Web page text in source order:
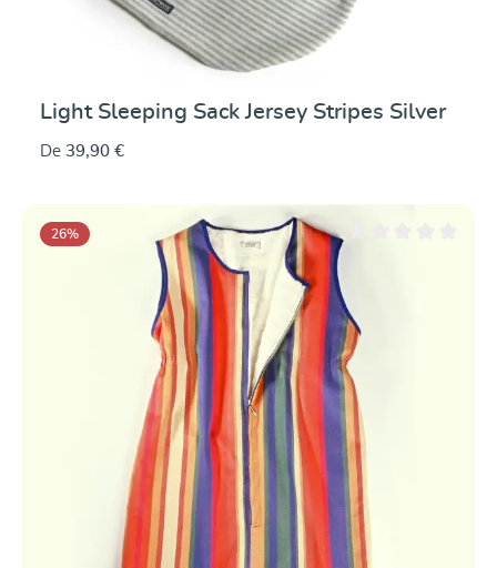
Light Sleeping Sack Jersey Stripes Silver
De 39,90 €
26%